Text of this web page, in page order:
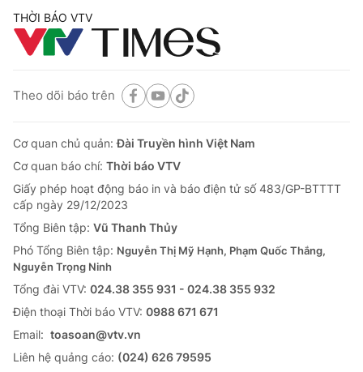
THỜI BÁO VTV
Theo dõi báo trên
Cơ quan chủ quản:Đài Truyền hình Việt Nam
Cơ quan báo chí: Thời báo VTV
Giấy phép hoạt động báo in và báo điện tử số 483/GP-BTTTT
cấp ngày 29/12/2023
Tổng Biên tập: Vũ Thanh Thủy
Phó Tổng Biên tập: Nguyễn Thị Mỹ Hạnh, Phạm Quốc Thắng,
Nguyễn Trọng Ninh
Tổng đài VTV: 024.38 355 931 - 024.38 355 932
Ðiện thoại Thời báo VTV: 0988 671 671
Email: toasoan@vtv.vn
Liên hệ quảng cáo: (024) 626 79595